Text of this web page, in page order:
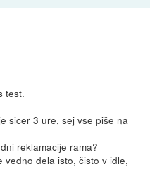
test.
sicer 3 ure, sej vse piše na
reklamacije rama?
vedno dela isto, čisto v idle,